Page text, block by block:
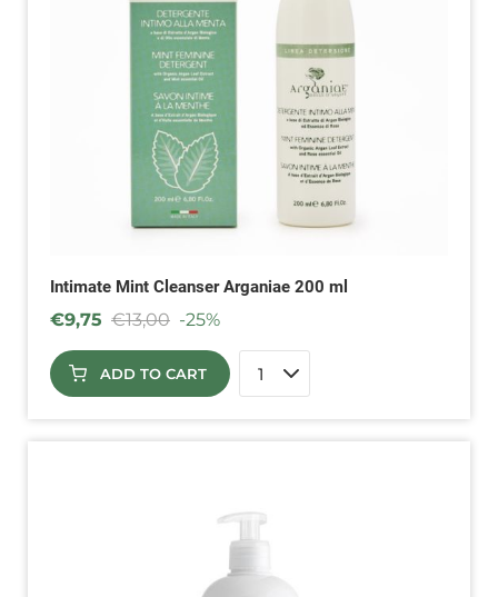
Intimate Mint Cleanser Arganiae 200 ml
€9,75 €13,00 -25%
ADD TO CART